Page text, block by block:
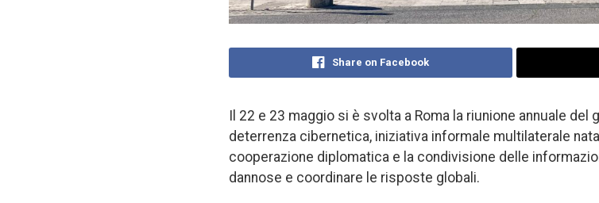
Share on Facebook
Il 22 e 23 maggio si è svolta a Roma la riunione annuale
deterrenza cibernetica, iniziativa informale multilaterale
cooperazione diplomatica e la condivisione delle
dannose e coordinare le risposte globali.